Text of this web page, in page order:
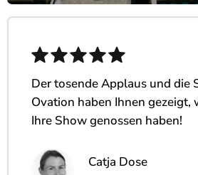
Der tosende Applaus und die
Ovation haben Ihnen gezeigt,
Ihre Show genossen haben!
Catja Dose
Magische Intelligenz